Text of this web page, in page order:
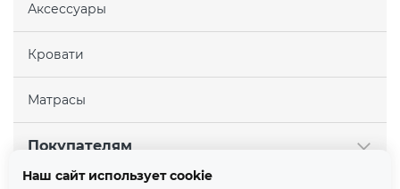
Аксессуары
Кровати
Матрасы
Покупателям
Наш сайт использует cookie